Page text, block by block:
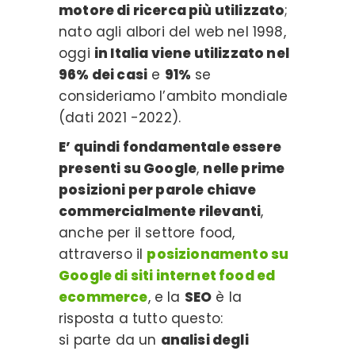
motore di ricerca più utilizzato;
nato agli albori del web nel 1998,
oggi in Italia viene utilizzato nel
96% dei casi e 91% se
consideriamo l’ambito mondiale
(dati 2021 -2022).
E’ quindi fondamentale essere
presenti su Google, nelle prime
posizioni per parole chiave
commercialmente rilevanti,
anche per il settore food,
attraverso il posizionamento su
Google di siti internet food ed
ecommerce, e la SEO è la
risposta a tutto questo:
si parte da un analisi degli